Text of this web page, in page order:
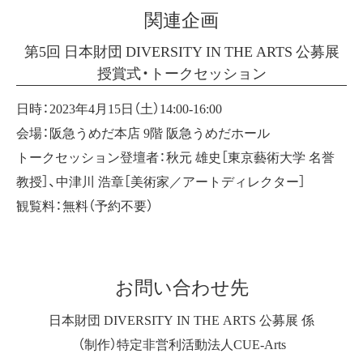
関連企画
第5回 日本財団 DIVERSITY IN THE ARTS 公募展
授賞式・トークセッション
日時：2023年4月15日（土）14:00-16:00
会場：阪急うめだ本店 9階 阪急うめだホール
トークセッション登壇者：秋元 雄史［東京藝術大学 名誉
教授］、中津川 浩章［美術家／アートディレクター］
観覧料：無料（予約不要）
お問い合わせ先
日本財団 DIVERSITY IN THE ARTS 公募展 係
（制作）特定非営利活動法人CUE-Arts